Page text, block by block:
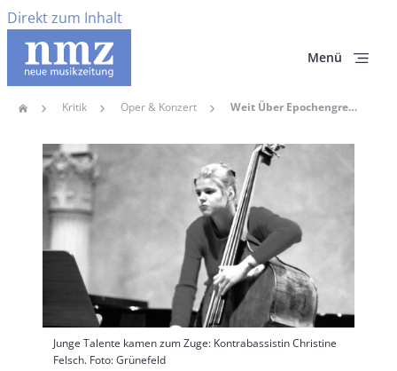
Direkt zum Inhalt
Menü
Home Kritik Oper & Konzert Weit Über Epochengrenzen Hinaus
Hauptbild
Junge Talente kamen zum Zuge: Kontrabassistin Christine
Felsch. Foto: Grünefeld